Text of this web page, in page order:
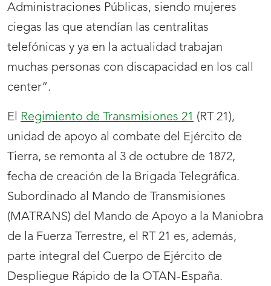
Administraciones Públicas, siendo mujeres
ciegas las que atendían las centralitas
telefónicas y ya en la actualidad trabajan
muchas personas con discapacidad en los call
center”.
El Regimiento de Transmisiones 21 (RT 21),
unidad de apoyo al combate del Ejército de
Tierra, se remonta al 3 de octubre de 1872,
fecha de creación de la Brigada Telegráfica.
Subordinado al Mando de Transmisiones
(MATRANS) del Mando de Apoyo a la Maniobra
de la Fuerza Terrestre, el RT 21 es, además,
parte integral del Cuerpo de Ejército de
Despliegue Rápido de la OTAN-España.